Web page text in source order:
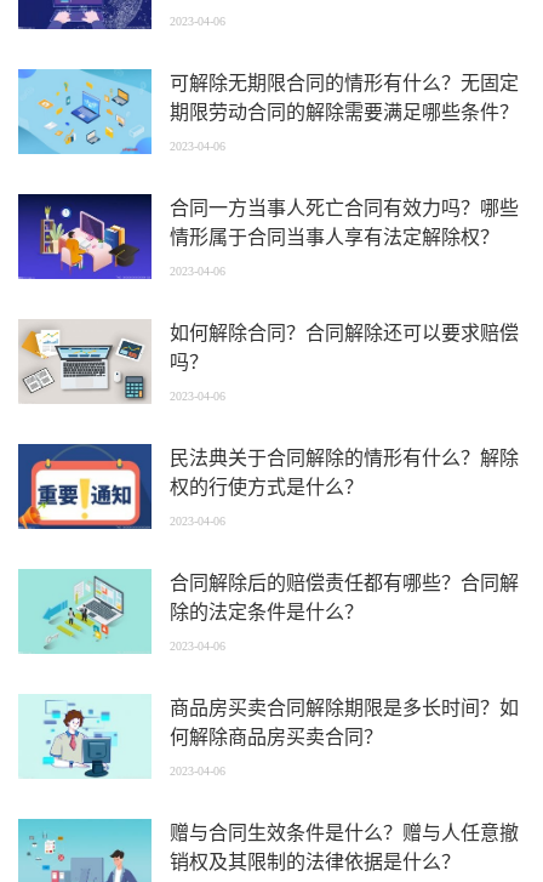
2023-04-06
可解除无期限合同的情形有什么？无固定
期限劳动合同的解除需要满足哪些条件？
2023-04-06
合同一方当事人死亡合同有效力吗？哪些
情形属于合同当事人享有法定解除权？
2023-04-06
如何解除合同？合同解除还可以要求赔偿
吗？
2023-04-06
民法典关于合同解除的情形有什么？解除
权的行使方式是什么？
2023-04-06
合同解除后的赔偿责任都有哪些？合同解
除的法定条件是什么？
2023-04-06
商品房买卖合同解除期限是多长时间？如
何解除商品房买卖合同？
2023-04-06
赠与合同生效条件是什么？赠与人任意撤
销权及其限制的法律依据是什么？